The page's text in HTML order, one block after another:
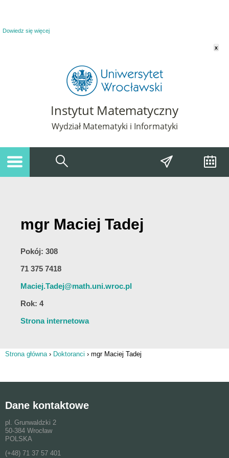
Dowiedz się więcej
x
Instytut Matematyczny
Wydział Matematyki i Informatyki
mgr Maciej Tadej
Pokój: 308
71 375 7418
Maciej.Tadej@math.uni.wroc.pl
Rok: 4
Strona internetowa
Strona główna› Doktoranci › mgr Maciej Tadej
Dane kontaktowe
pl. Grunwaldzki 2
50-384 Wrocław
POLSKA
(+48) 71 37 57 401